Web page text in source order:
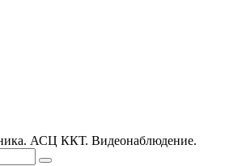
АСЦ ККТ. Видеонаблюдение.